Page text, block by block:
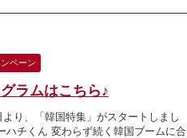
ペーン
ラムはこちら♪
り、「韓国特集」がスタートしまし
ハチくん 変わらず続く韓国ブームに合